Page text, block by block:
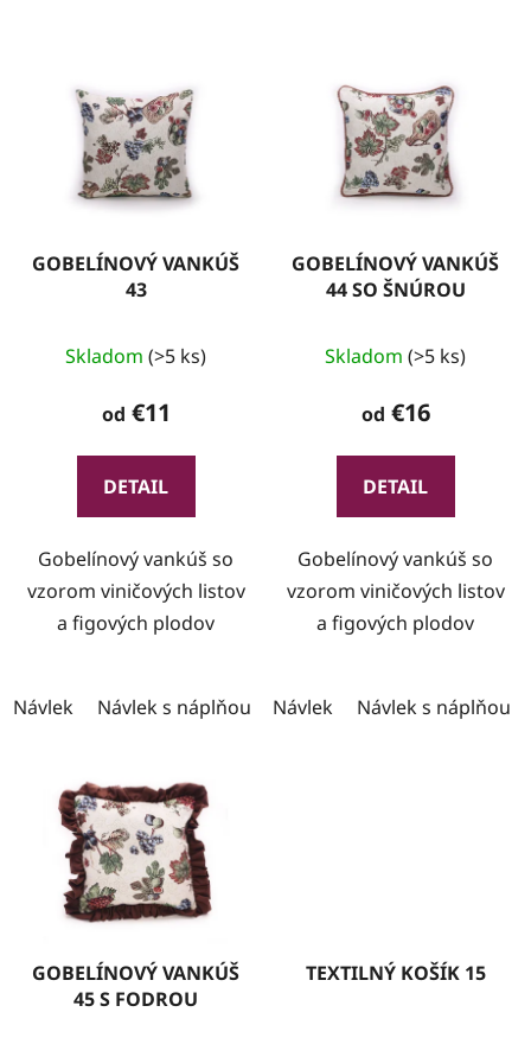
GOBELÍNOVÝ VANKÚŠ
43
Skladom (>5 ks)
od €11
DETAIL
Gobelínový vankúš so
vzorom viničových listov
a figových plodov
Návlek Návlek s náplňou
GOBELÍNOVÝ VANKÚŠ
44 SO ŠNÚROU
Skladom (>5 ks)
od €16
DETAIL
Gobelínový vankúš so
vzorom viničových listov
a figových plodov
Návlek Návlek s náplňou
GOBELÍNOVÝ VANKÚŠ
45 S FODROU
TEXTILNÝ KOŠÍK 15